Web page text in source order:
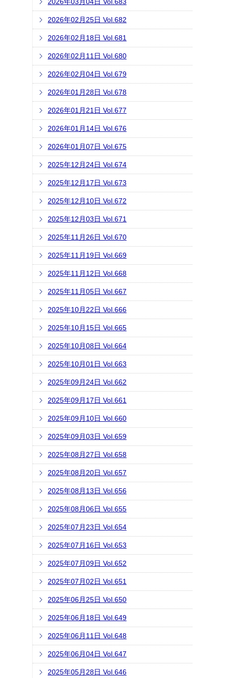
2026年02月25日 Vol.682
2026年02月18日 Vol.681
2026年02月11日 Vol.680
2026年02月04日 Vol.679
2026年01月28日 Vol.678
2026年01月21日 Vol.677
2026年01月14日 Vol.676
2026年01月07日 Vol.675
2025年12月24日 Vol.674
2025年12月17日 Vol.673
2025年12月10日 Vol.672
2025年12月03日 Vol.671
2025年11月26日 Vol.670
2025年11月19日 Vol.669
2025年11月12日 Vol.668
2025年11月05日 Vol.667
2025年10月22日 Vol.666
2025年10月15日 Vol.665
2025年10月08日 Vol.664
2025年10月01日 Vol.663
2025年09月24日 Vol.662
2025年09月17日 Vol.661
2025年09月10日 Vol.660
2025年09月03日 Vol.659
2025年08月27日 Vol.658
2025年08月20日 Vol.657
2025年08月13日 Vol.656
2025年08月06日 Vol.655
2025年07月23日 Vol.654
2025年07月16日 Vol.653
2025年07月09日 Vol.652
2025年07月02日 Vol.651
2025年06月25日 Vol.650
2025年06月18日 Vol.649
2025年06月11日 Vol.648
2025年06月04日 Vol.647
2025年05月28日 Vol.646